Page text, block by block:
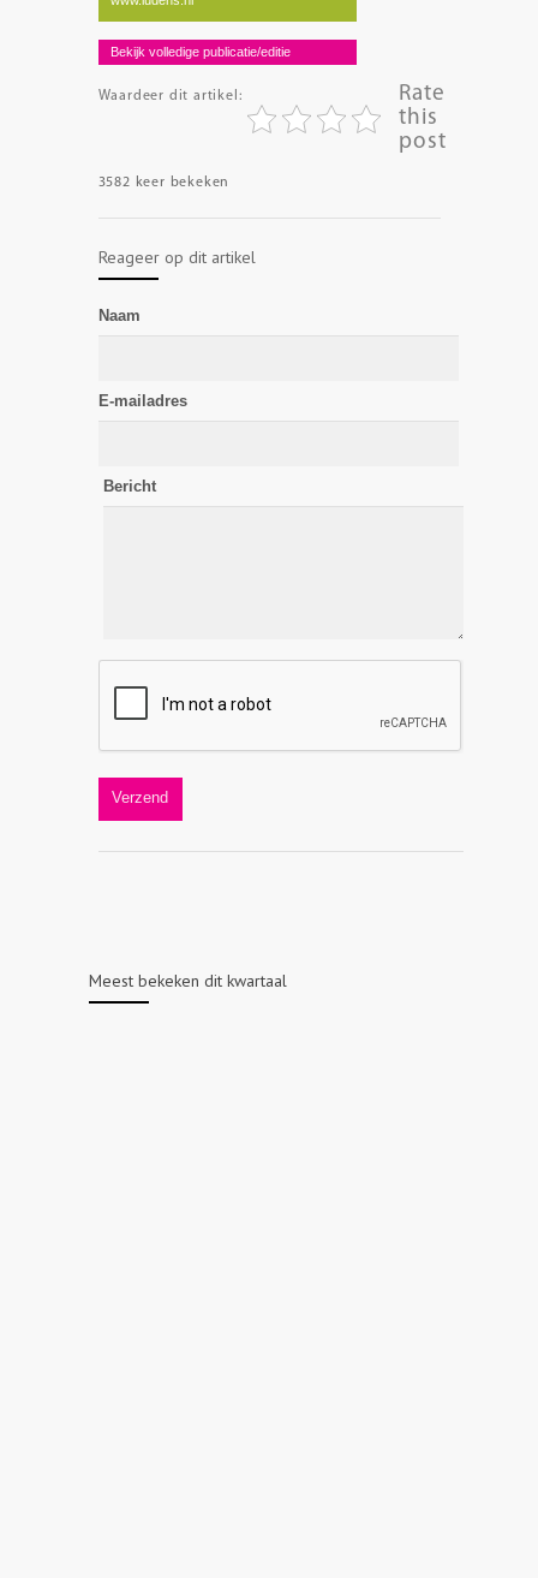
Bekijk volledige publicatie/editie
Waardeer dit artikel:
Rate
this
post
3582 keer bekeken
Reageer op dit artikel
Naam
E-mailadres
Bericht
Meest bekeken dit kwartaal